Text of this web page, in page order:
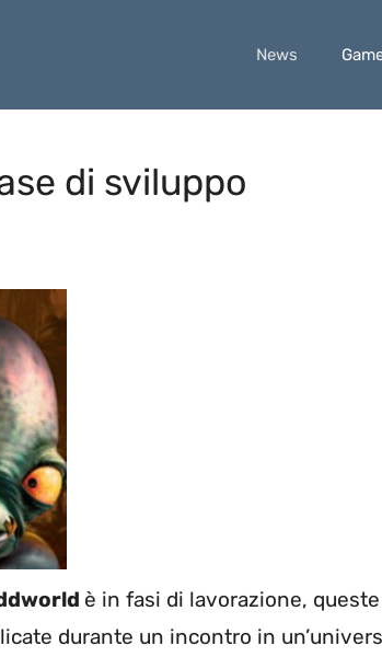
News
di sviluppo
è in fasi di lavorazione,
durante un incontro in